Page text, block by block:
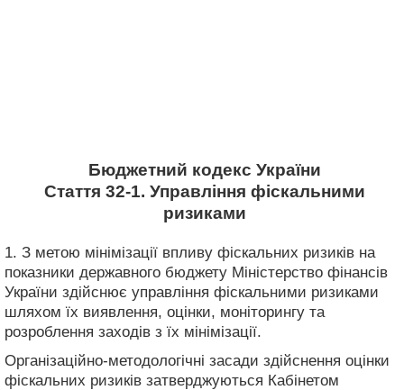
Бюджетний кодекс України
Стаття 32-1. Управління фіскальними
ризиками
1. З метою мінімізації впливу фіскальних ризиків на
показники державного бюджету Міністерство фінансів
України здійснює управління фіскальними ризиками
шляхом їх виявлення, оцінки, моніторингу та
розроблення заходів з їх мінімізації.
Організаційно-методологічні засади здійснення оцінки
фіскальних ризиків затверджуються Кабінетом